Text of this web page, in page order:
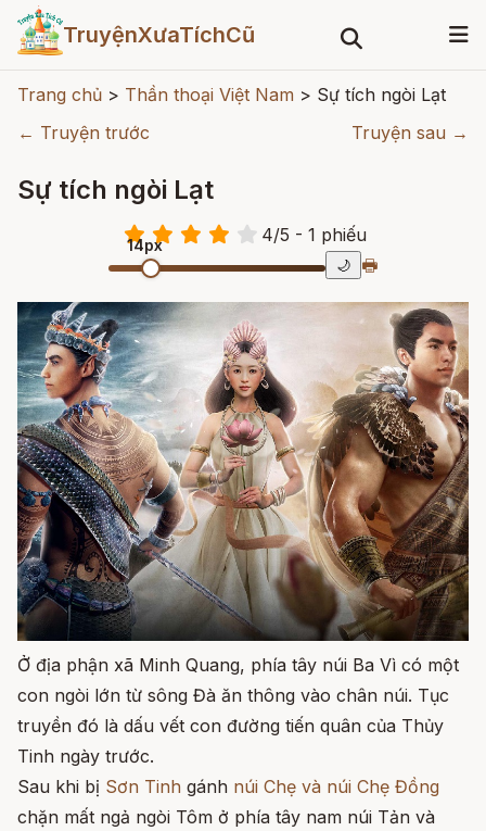
TruyệnXưaTíchCũ
Trang chủ > Thần thoại Việt Nam > Sự tích ngòi Lạt
← Truyện trước
Truyện sau →
Sự tích ngòi Lạt
4/5 - 1 phiếu
14px
🌙 🖶
Ở địa phận xã Minh Quang, phía tây núi Ba Vì có một
con ngòi lớn từ sông Đà ăn thông vào chân núi. Tục
truyền đó là dấu vết con đường tiến quân của Thủy
Tinh ngày trước.
Sau khi bị Sơn Tinh gánh núi Chẹ và núi Chẹ Đồng
chặn mất ngả ngòi Tôm ở phía tây nam núi Tản và